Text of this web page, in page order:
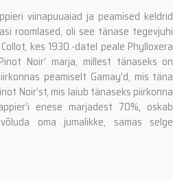
viinapuuaiad ja peamised keldrid
roomlased, oli see tänase tegevjuhi
kes 1930.-datel peale Phylloxera
Noir’ marja, millest tänaseks on
peamiselt Gamay’d, mis täna
Noir’st, mis laiub tänaseks piirkonna
enese marjadest 70%, oskab
oma jumalikke, samas selge